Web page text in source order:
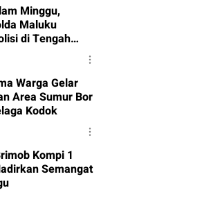
Minggu,
Maluku
di Tengah
Warga Gelar
Area Sumur Bor
Kodok
Kompi 1
Semangat